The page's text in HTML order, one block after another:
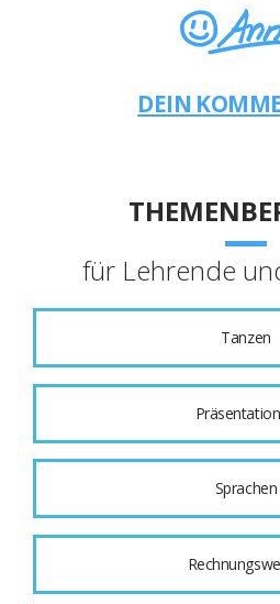
DEIN
für Lehrende
Tanzen
Sprachen